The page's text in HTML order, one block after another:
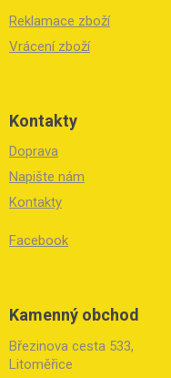
Reklamace zboží
Vrácení zboží
Kontakty
Doprava
Napište nám
Kontakty
Facebook
Kamenný obchod
Březinova cesta 533,
Litoměřice